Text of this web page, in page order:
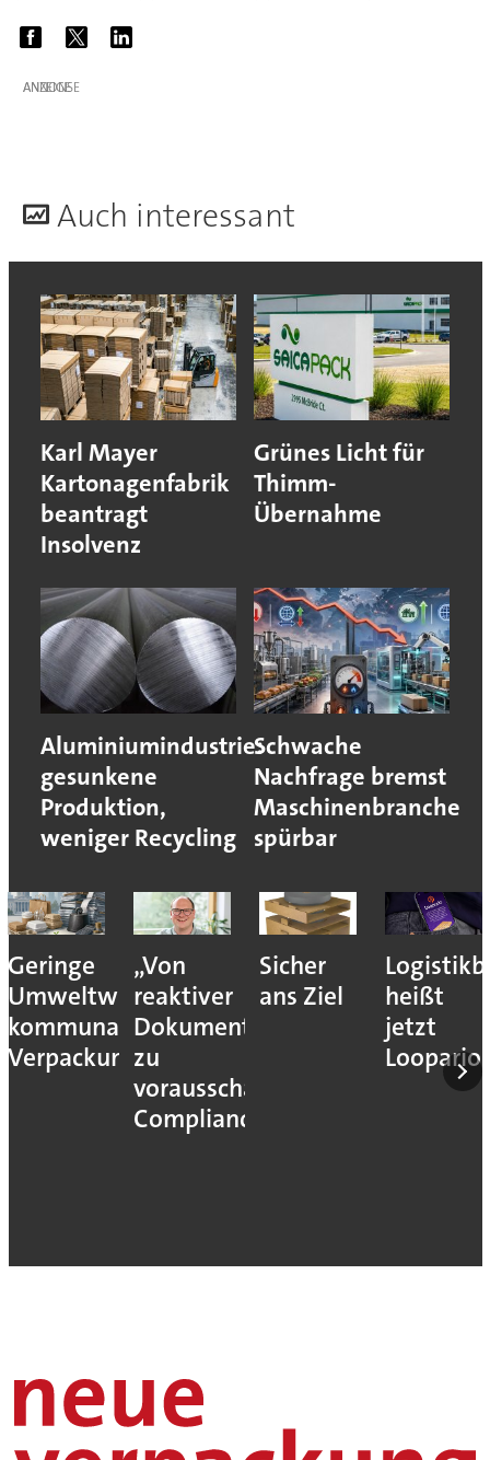
ANZEIGE
Auch interessant
Karl Mayer
Kartonagenfabrik
beantragt
Insolvenz
Grünes Licht für
Thimm-
Übernahme
Aluminiumindustrie:
gesunkene
Produktion,
weniger Recycling
Schwache
Nachfrage bremst
Maschinenbranche
spürbar
Geringe
Umweltwirkung
kommunaler
Verpackungssteuern
„Von
reaktiver
Dokumentation
zu
vorausschauender
Compliance“
Sicher
ans Ziel
heißt
jetzt
Loopario